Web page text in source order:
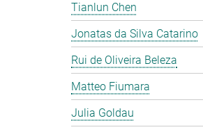
Tianlun Chen
Jonatas da Silva Catarino
Rui de Oliveira Beleza
Matteo Fiumara
Julia Goldau